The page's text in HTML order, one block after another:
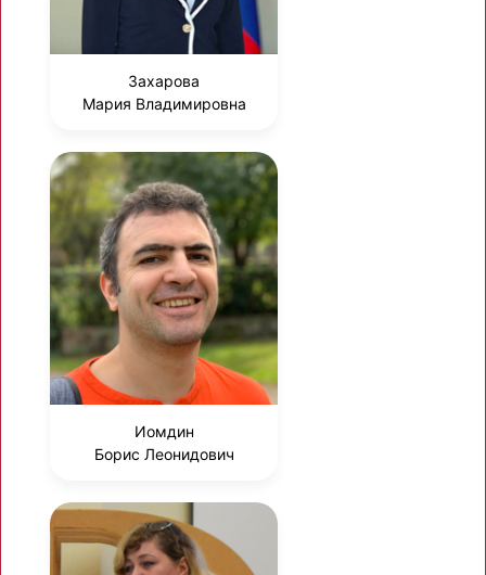
Захарова
Мария Владимировна
Иомдин
Борис Леонидович